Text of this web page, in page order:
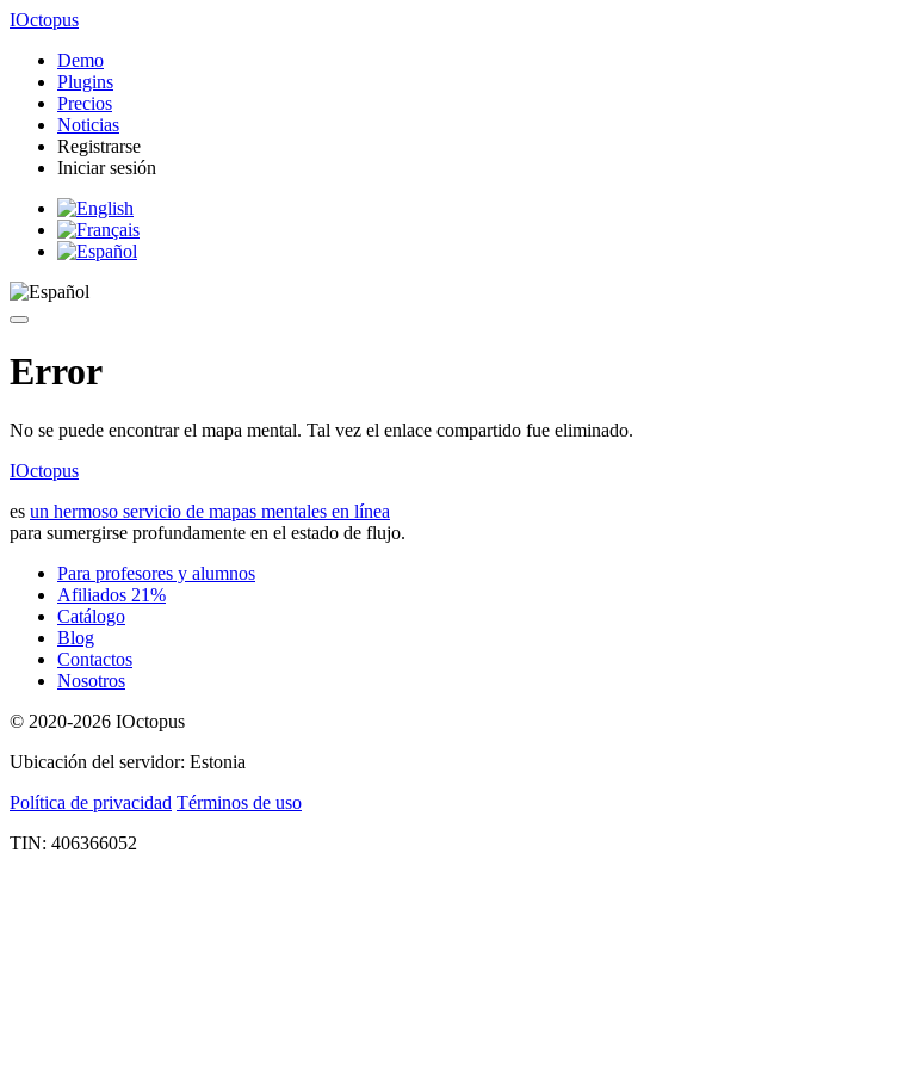
IOctopus
Demo
Plugins
Precios
Noticias
Registrarse
Iniciar sesión
Error
No se puede encontrar el mapa mental. Tal vez el enlace compartido fue eliminado.
IOctopus
es un hermoso servicio de mapas mentales en línea
para sumergirse profundamente en el estado de flujo.
Para profesores y alumnos
Afiliados 21%
Catálogo
Blog
Contactos
Nosotros
© 2020-2026 IOctopus
Ubicación del servidor: Estonia
Política de privacidad Términos de uso
TIN: 406366052